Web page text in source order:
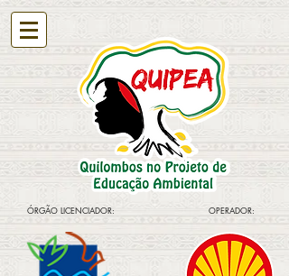
ÓRGÃO LICENCIADOR: OPERADOR: